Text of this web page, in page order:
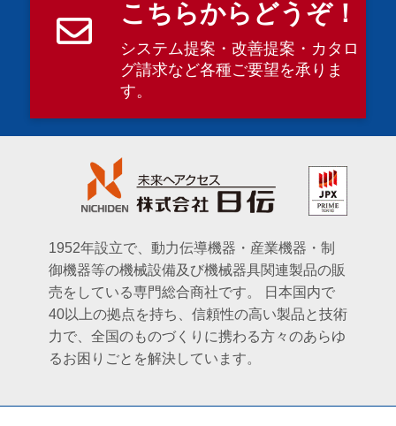
こちらからどうぞ！
システム提案・改善提案・カタロ
グ請求など各種ご要望を承りま
す。
1952年設立で、動力伝導機器・産業機器・制
御機器等の機械設備及び機械器具関連製品の販
売をしている専門総合商社です。
日本国内で
40以上の拠点を持ち、信頼性の高い製品と技術
力で、全国のものづくりに携わる方々のあらゆ
るお困りごとを解決しています。